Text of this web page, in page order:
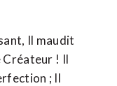
Il maudit
Créateur ! Il
; Il